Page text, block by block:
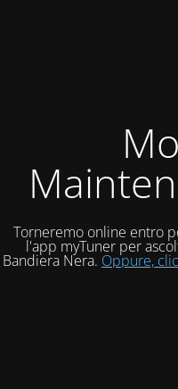
Torneremo online entro
l'app myTuner per
Bandiera Nera. Oppure,